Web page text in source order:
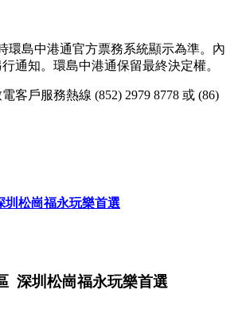
環島中港通官方票務系統顯示為準。內
通知。環島中港通保留最終決定權。
客戶服務熱線 (852) 2979 8778 或 (86)
圳松崗福永玩樂首選
深圳松崗福永玩樂首選